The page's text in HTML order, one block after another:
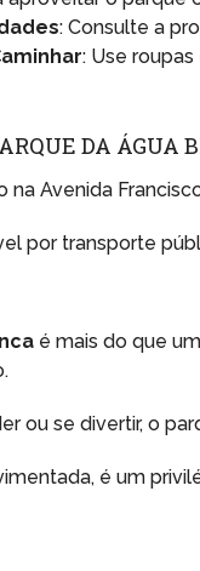
: Consulte a
: Use
DA ÁGUA
Avenida
por transporte
é mais do que
ou se divertir, o
é um